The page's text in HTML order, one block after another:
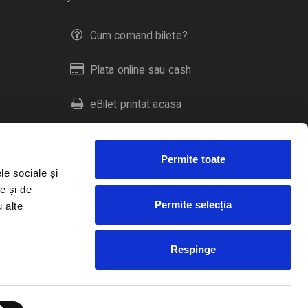
sociale și
și de
alte
Permite toate
Permite selecția
Respinge
Cum comand bilete?
Plata online sau cash
eBilet printat acasa
Livrare prin curier
Duplicare bilete